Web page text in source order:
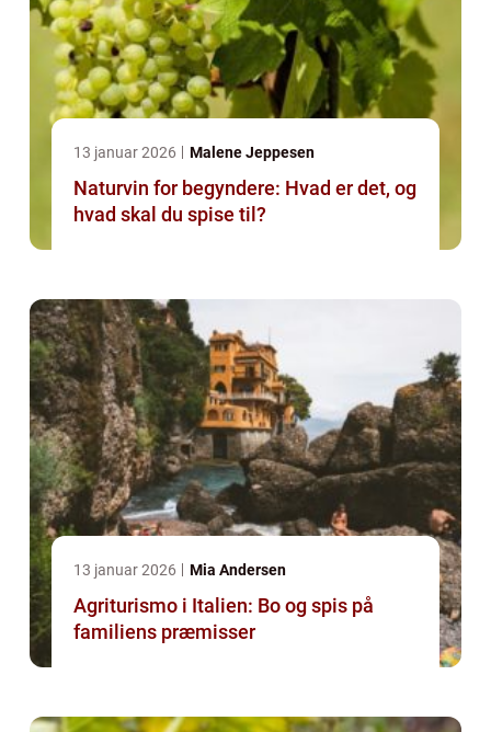
13 januar 2026 Malene Jeppesen
Naturvin for begyndere: Hvad er det, og
hvad skal du spise til?
13 januar 2026 Mia Andersen
Agriturismo i Italien: Bo og spis på
familiens præmisser